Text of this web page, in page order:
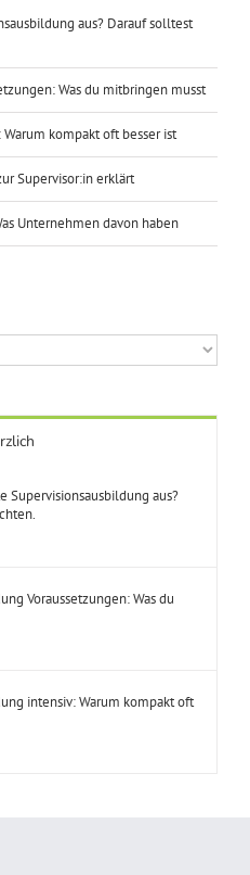
aus? Darauf solltest
Was du mitbringen musst
kompakt oft besser ist
Supervisor:in erklärt
Unternehmen davon haben
Supervisionsausbildung aus?
Voraussetzungen: Was du
intensiv: Warum kompakt oft